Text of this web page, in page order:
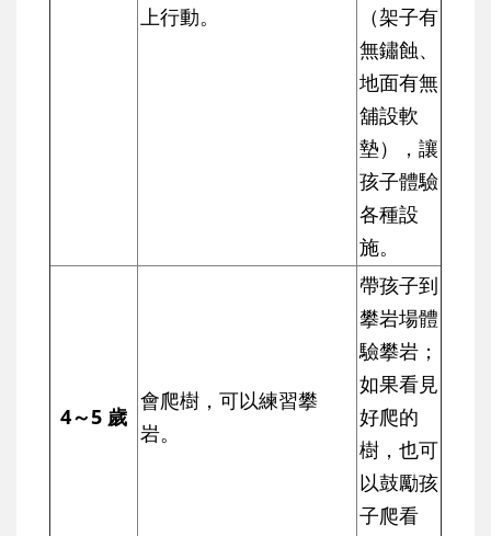
上行動。
（架子有
無鏽蝕、
地面有無
舖設軟
墊），讓
孩子體驗
各種設
施。
4～5 歲
會爬樹，可以練習攀
岩。
帶孩子到
攀岩場體
驗攀岩；
如果看見
好爬的
樹，也可
以鼓勵孩
子爬看